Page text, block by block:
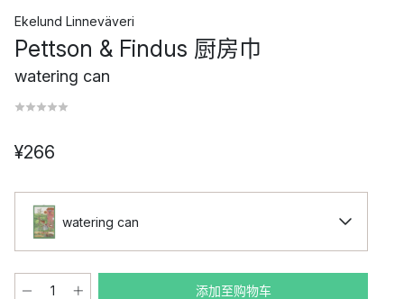
Ekelund Linneväveri
Pettson & Findus 厨房巾
watering can
¥266
watering can
添加至购物车